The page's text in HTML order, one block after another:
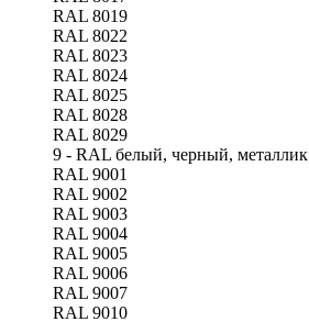
RAL 8019
RAL 8022
RAL 8023
RAL 8024
RAL 8025
RAL 8028
RAL 8029
9 - RAL белый, черный, металлик
RAL 9001
RAL 9002
RAL 9003
RAL 9004
RAL 9005
RAL 9006
RAL 9007
RAL 9010